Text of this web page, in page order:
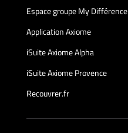
Espace groupe My Différence
Application Axiome
iSuite Axiome Alpha
iSuite Axiome Provence
Recouvrer.fr